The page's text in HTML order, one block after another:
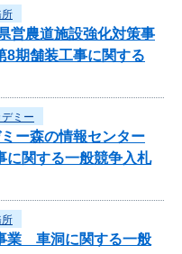
営農道施設強化対策事
期舗装工事に関する
ミー
ー森の情報センター
に関する一般競争入札
業 車洞に関する一般